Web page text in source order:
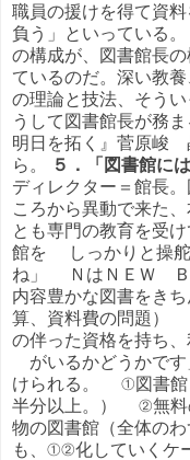
職員の援けを得て資
負う」といっている
の構成が、図書館長
ているのだ。深い教
の理論と技法、そう
うして図書館長が務
明日を拓く』菅原峻
ら。
５．「図書館に
ディレクター＝館長
ころから異動で来た
とも専門の教育を受
館を しっかりと操舵
ね」 ＮはＮＥＷ Ｂ
内容豊かな図書をき
算、資料費の問題）
の伴った資格を持ち
がいるかどうかです
けられる。 ①図書館
半分以上。） ②無料
物の図書館（全体の
も、①②化していくケ